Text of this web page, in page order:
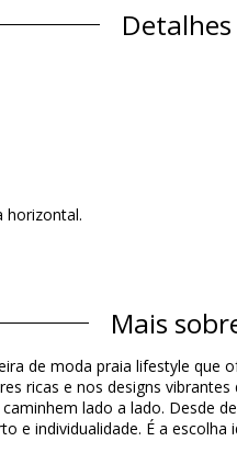
horizontal.
Resistant
Mais
de moda praia lifestyle que
ricas e nos designs
lado a lado. Desde
e individualidade. É a